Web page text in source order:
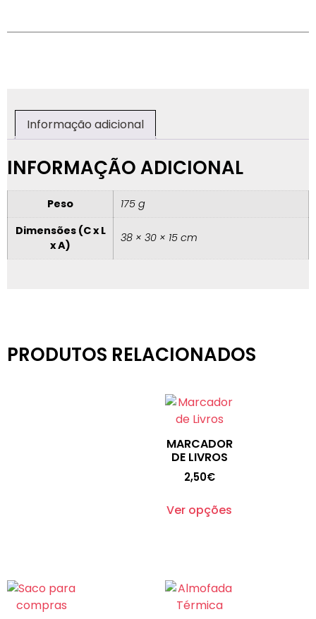
Informação adicional
INFORMAÇÃO ADICIONAL
Peso
175 g
Dimensões (C x L
x A)
38 × 30 × 15 cm
PRODUTOS RELACIONADOS
MARCADOR
DE LIVROS
2,50€
Ver opções